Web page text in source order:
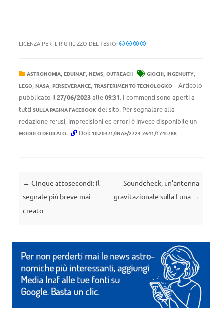
LICENZA PER IL RIUTILIZZO DEL TESTO:
ASTRONOMIA, EDUINAF, NEWS, OUTREACH GIOCHI, INGENUITY,
LEGO, NASA, PERSEVERANCE, TRASFERIMENTO TECNOLOGICO
Articolo
pubblicato il 27/06/2023alle09:31. I commenti sono aperti a
tutti SULLA PAGINA FACEBOOK del sito. Per segnalare alla
redazione refusi, imprecisioni ed errori è invece disponibile un
MODULO DEDICATO. Doi: 10.20371/INAF/2724-2641/1740788
Navigazione articolo
← Cinque attosecondi: il
segnale più breve mai
creato
Soundcheck, un’antenna
gravitazionale sulla Luna →